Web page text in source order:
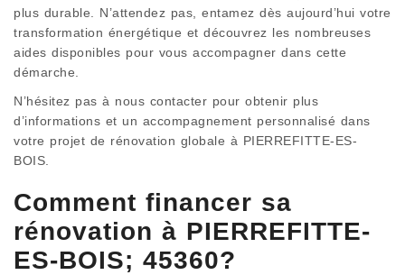
plus durable. N’attendez pas, entamez dès aujourd’hui votre
transformation énergétique et découvrez les nombreuses
aides disponibles pour vous accompagner dans cette
démarche.
N’hésitez pas à nous contacter pour obtenir plus
d’informations et un accompagnement personnalisé dans
votre projet de rénovation globale à PIERREFITTE-ES-
BOIS.
Comment financer sa
rénovation à PIERREFITTE-
ES-BOIS; 45360?